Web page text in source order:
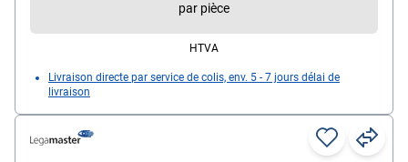
par pièce
HTVA
Livraison directe par service de colis, env. 5 - 7 jours délai de
livraison